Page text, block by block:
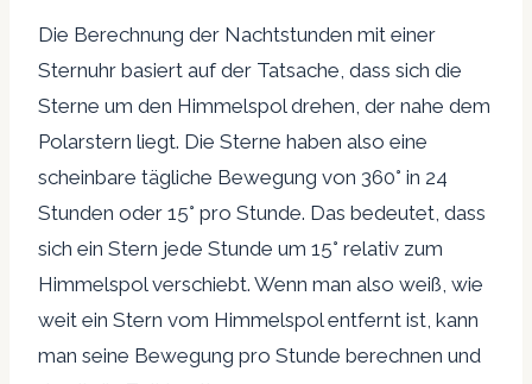
Die Berechnung der Nachtstunden mit einer
Sternuhr basiert auf der Tatsache, dass sich die
Sterne um den Himmelspol drehen, der nahe dem
Polarstern liegt. Die Sterne haben also eine
scheinbare tägliche Bewegung von 360° in 24
Stunden oder 15° pro Stunde. Das bedeutet, dass
sich ein Stern jede Stunde um 15° relativ zum
Himmelspol verschiebt. Wenn man also weiß, wie
weit ein Stern vom Himmelspol entfernt ist, kann
man seine Bewegung pro Stunde berechnen und